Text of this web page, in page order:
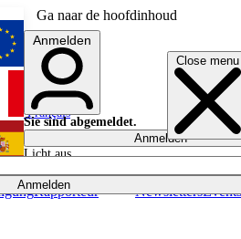
Ga naar de hoofdinhoud
Close menu
Anmelden
Rapporteur NewslettersEvents
English
Français
Anmelden
Sie sind abgemeldet.
Anmelden
Licht aus